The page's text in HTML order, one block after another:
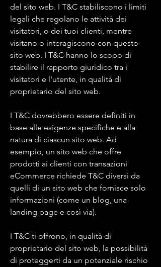
del sito web. I T&C stabiliscono i limiti
legali che regolano le attività dei
visitatori, o dei tuoi clienti, mentre
visitano o interagiscono con questo
sito web. I T&C hanno lo scopo di
stabilire il rapporto giuridico tra i
visitatori e l'utente, in qualità di
proprietario del sito web.
I T&C dovrebbero essere definiti in
base alle esigenze specifiche e alla
natura di ciascun sito web. Ad
esempio, un sito web che offre
prodotti ai clienti con transazioni
eCommerce richiede T&C diversi da
quelli di un sito web che fornisce solo
informazioni (come un blog, una
landing page e così via).
I T&C ti offrono, in qualità di
proprietario del sito web, la possibilità
di proteggerti da un potenziale rischio